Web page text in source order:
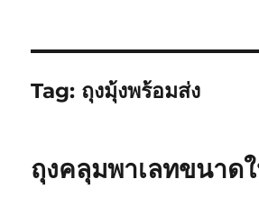
Tag: ถุงมุ้งพร้อมส่ง
ถุงคลุมพาเลทขนาด